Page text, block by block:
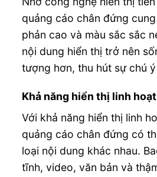
quảng cáo chân đứng
phản cao và màu sắc sắc
nội dung hiển thị trở nên
tượng hơn, thu hút sự chú
Khả năng hiển thị linh hoạt
Với khả năng hiển thị linh
quảng cáo chân đứng có
loại nội dung khác nhau.
tĩnh, video, văn bản và